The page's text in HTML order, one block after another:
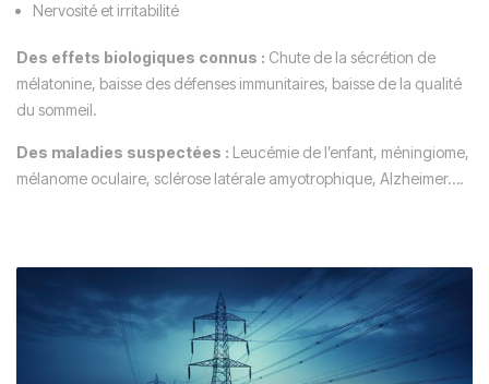
Nervosité et irritabilité
Des effets biologiques connus : Chute de la sécrétion de
mélatonine, baisse des défenses immunitaires, baisse de la qualité
du sommeil.
Des maladies suspectées : Leucémie de l’enfant, méningiome,
mélanome oculaire, sclérose latérale amyotrophique, Alzheimer….